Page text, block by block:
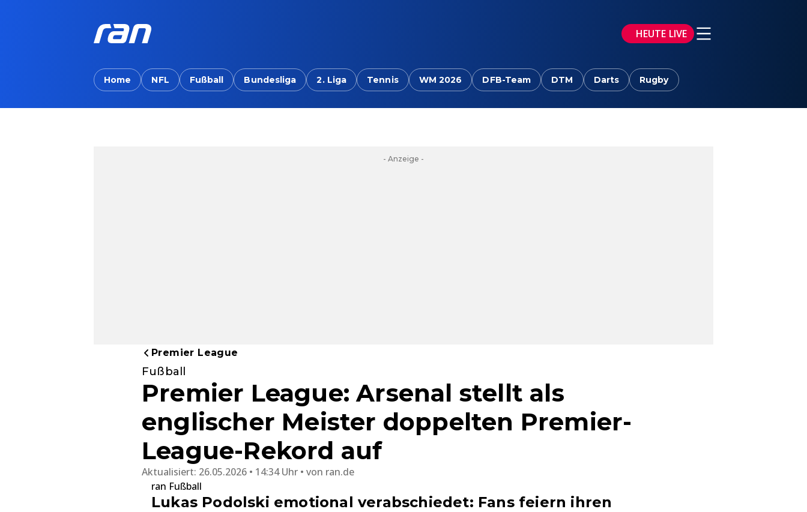
HEUTE LIVE
Home NFL Fußball Bundesliga 2. Liga Tennis WM 2026 DFB-Team DTM Darts Rugby
- Anzeige -
Premier League
Fußball
Premier League: Arsenal stellt als
englischer Meister doppelten Premier-
League-Rekord auf
Aktualisiert: 26.05.2026 • 14:34 Uhr von ran.de
ran Fußball
Lukas Podolski emotional verabschiedet: Fans feiern ihren